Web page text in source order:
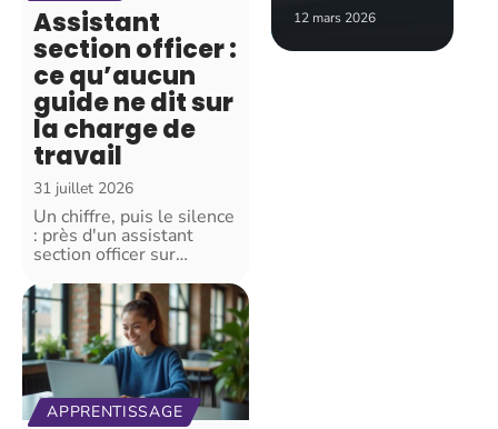
Assistant
section officer :
ce qu’aucun
guide ne dit sur
la charge de
travail
31 juillet 2026
Un chiffre, puis le silence
: près d'un assistant
section officer sur…
APPRENTISSAGE
12 mars 2026